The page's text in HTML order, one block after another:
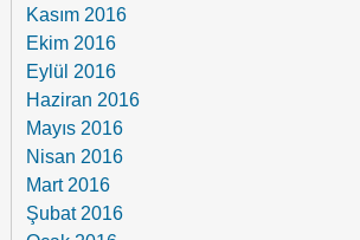
Kasım 2016
Ekim 2016
Eylül 2016
Haziran 2016
Mayıs 2016
Nisan 2016
Mart 2016
Şubat 2016